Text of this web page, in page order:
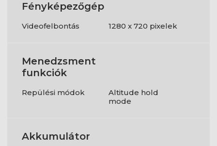
Fényképezőgép
Videofelbontás 1280 x 720 pixelek
Menedzsment
funkciók
Repülési módok
Altitude hold
mode
Akkumulátor